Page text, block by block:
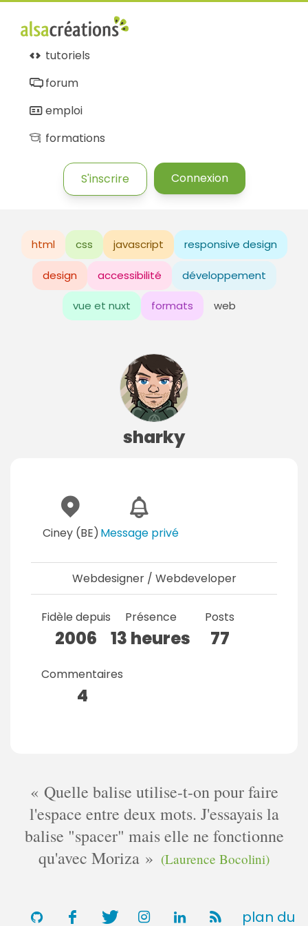
tutoriels
forum
emploi
formations
S'inscrire Connexion
html css javascript responsive design
design accessibilité développement
vue et nuxt formats web
sharky
Ciney (BE) Message privé
Webdesigner / Webdeveloper
Fidèle depuis
2006
Présence
13 heures
Posts
77
Commentaires
4
Quelle balise utilise-t-on pour faire
l'espace entre deux mots. J'essayais la
balise "spacer" mais elle ne fonctionne
qu'avec Moriza
(Laurence Bocolini)
plan du